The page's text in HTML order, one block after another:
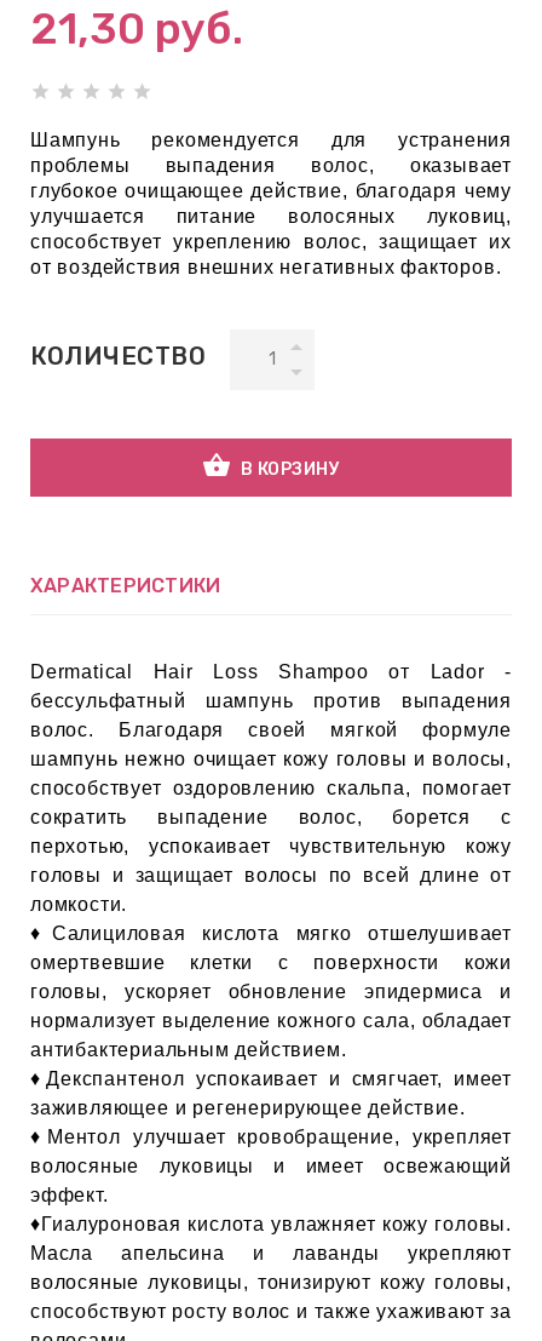
И
ТЕЙПЫ
keyboard_arrow_right
21,30 руб.
Шампунь рекомендуется для устранения
проблемы выпадения волос, оказывает
глубокое очищающее действие, благодаря чему
улучшается питание волосяных луковиц,
способствует укреплению волос, защищает их
от воздействия внешних негативных факторов.
КОЛИЧЕСТВО
shopping_basket В КОРЗИНУ
ХАРАКТЕРИСТИКИ
Dermatical Hair Loss Shampoo от Lador -
бессульфатный шампунь против выпадения
волос. Благодаря своей мягкой формуле
шампунь нежно очищает кожу головы и волосы,
способствует оздоровлению скальпа, помогает
сократить выпадение волос, борется с
перхотью, успокаивает чувствительную кожу
головы и защищает волосы по всей длине от
ломкости.
♦Салициловая кислота мягко отшелушивает
омертвевшие клетки с поверхности кожи
головы, ускоряет обновление эпидермиса и
нормализует выделение кожного сала, обладает
антибактериальным действием.
♦Декспантенол успокаивает и смягчает, имеет
заживляющее и регенерирующее действие.
♦Ментол улучшает кровобращение, укрепляет
волосяные луковицы и имеет освежающий
эффект.
♦Гиалуроновая кислота увлажняет кожу головы.
Масла апельсина и лаванды укрепляют
волосяные луковицы, тонизируют кожу головы,
способствуют росту волос и также ухаживают за